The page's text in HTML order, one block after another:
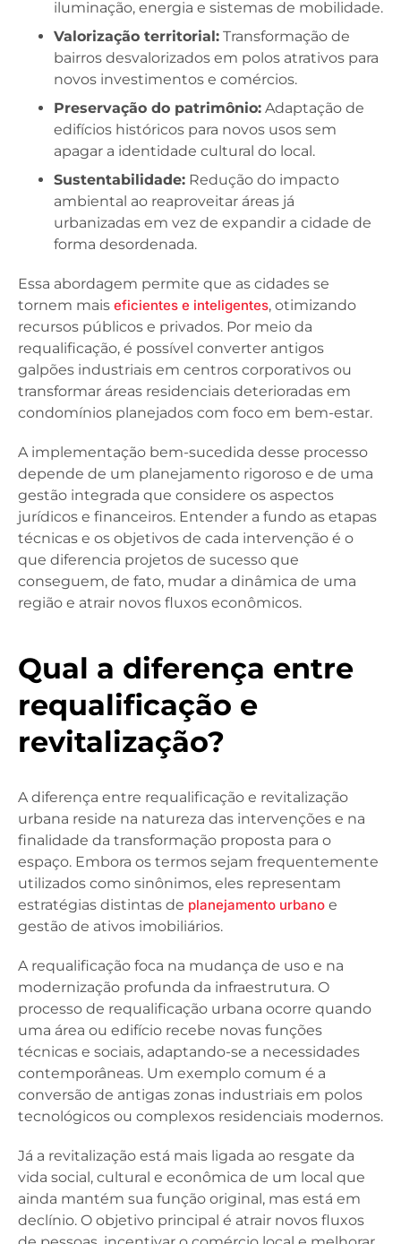
iluminação, energia e sistemas de mobilidade.
Valorização territorial: Transformação de
bairros desvalorizados em polos atrativos para
novos investimentos e comércios.
Preservação do patrimônio: Adaptação de
edifícios históricos para novos usos sem
apagar a identidade cultural do local.
Sustentabilidade: Redução do impacto
ambiental ao reaproveitar áreas já
urbanizadas em vez de expandir a cidade de
forma desordenada.
Essa abordagem permite que as cidades se
tornem mais eficientes e inteligentes, otimizando
recursos públicos e privados. Por meio da
requalificação, é possível converter antigos
galpões industriais em centros corporativos ou
transformar áreas residenciais deterioradas em
condomínios planejados com foco em bem-estar.
A implementação bem-sucedida desse processo
depende de um planejamento rigoroso e de uma
gestão integrada que considere os aspectos
jurídicos e financeiros. Entender a fundo as etapas
técnicas e os objetivos de cada intervenção é o
que diferencia projetos de sucesso que
conseguem, de fato, mudar a dinâmica de uma
região e atrair novos fluxos econômicos.
Qual a diferença entre
requalificação e
revitalização?
A diferença entre requalificação e revitalização
urbana reside na natureza das intervenções e na
finalidade da transformação proposta para o
espaço. Embora os termos sejam frequentemente
utilizados como sinônimos, eles representam
estratégias distintas de planejamento urbano e
gestão de ativos imobiliários.
A requalificação foca na mudança de uso e na
modernização profunda da infraestrutura. O
processo de requalificação urbana ocorre quando
uma área ou edifício recebe novas funções
técnicas e sociais, adaptando-se a necessidades
contemporâneas. Um exemplo comum é a
conversão de antigas zonas industriais em polos
tecnológicos ou complexos residenciais modernos.
Já a revitalização está mais ligada ao resgate da
vida social, cultural e econômica de um local que
ainda mantém sua função original, mas está em
declínio. O objetivo principal é atrair novos fluxos